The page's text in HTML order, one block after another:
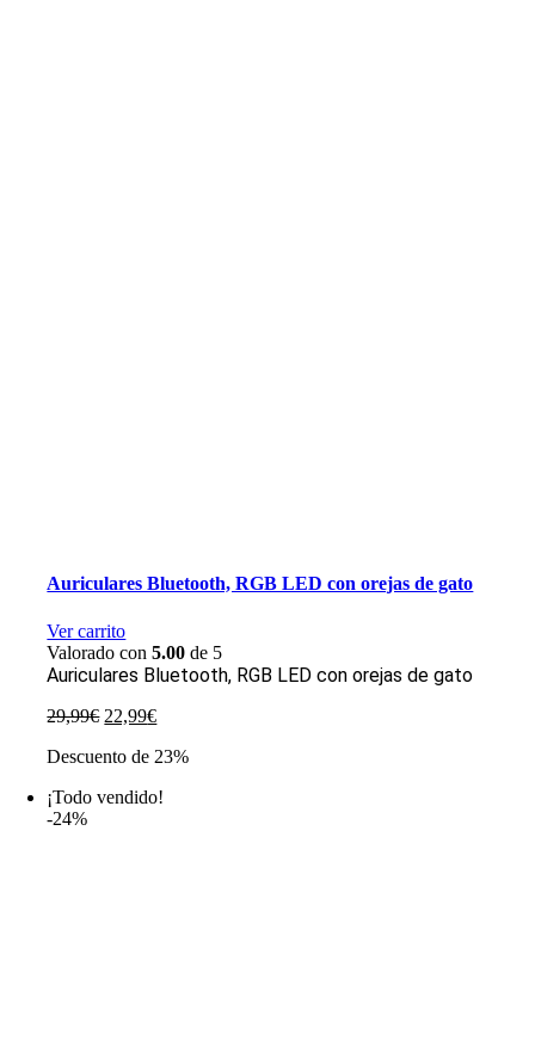
Auriculares Bluetooth, RGB LED con orejas de gato
Ver carrito
Valorado con5.00 de 5
Auriculares Bluetooth, RGB LED con orejas de gato
29,99€ El
original
29,99€.
22,99€El
actual
22,99€.
Descuento de 23%
¡Todo vendido!
-24%